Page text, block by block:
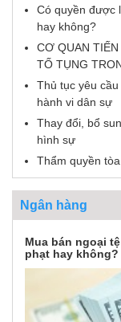
Có quyền được
hay không?
CƠ QUAN
TỐ TỤNG
Thủ tục yêu
hành vi dân sự
Thay đổi, bổ
hình sự
Thẩm quyền
Ngân hàng
Mua bán ngoại
phạt hay không?